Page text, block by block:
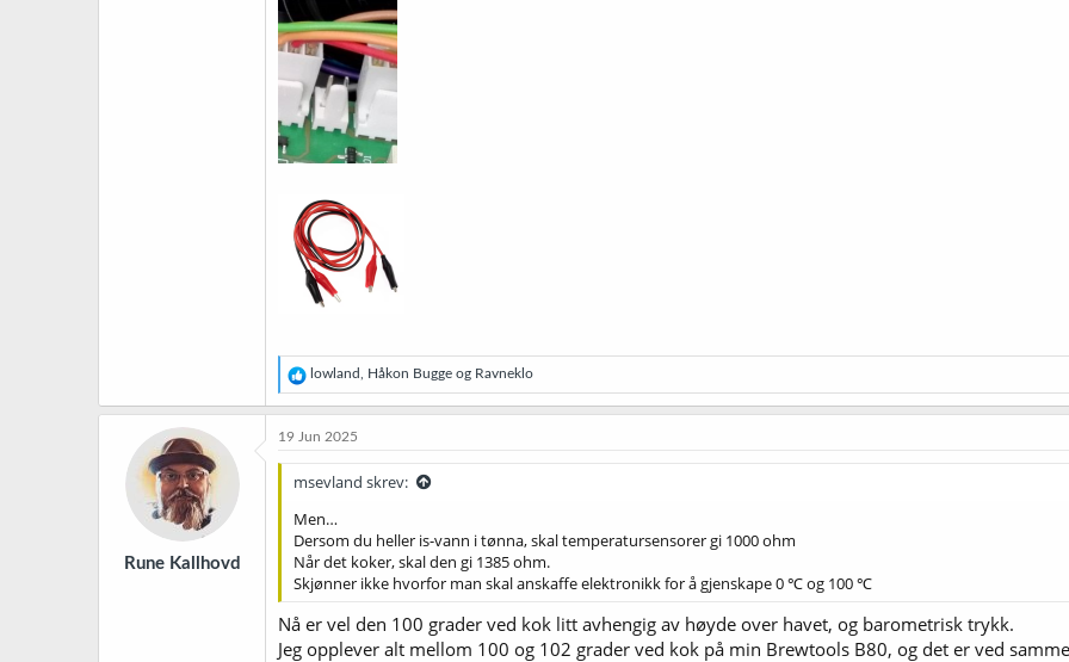
R
e
a
j
o
e
r
:
lowland Håkon Bugge og Ravneklo
Rune Kallhovd
19 Jun 2025
msevland skrev:
Men…
Dersom du heller is-vann i tønna, skal temperatursensorer gi 1000 ohm
Når det koker, skal den gi 1385 ohm.
Skjønner ikke hvorfor man skal anskaffe elektronikk for å gjenskape 0 ℃ og 100 ℃
Nå er vel den 100 grader ved kok litt avhengig av høyde over havet, og barometrisk trykk.
Jeg opplever alt mellom 100 og 102 grader ved kok på min Brewtools B80, og det er ved